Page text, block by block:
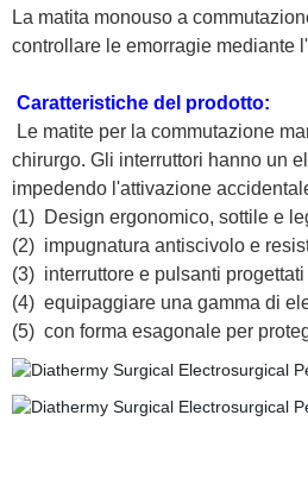
La matita monouso a
controllare le emorragie mediante
Caratteristiche del prodotto:
Le matite per la commutazione
chirurgo. Gli interruttori hanno un
impedendo l'attivazione
(1)
Design ergonomico, sottile e
(2) impugnatura antiscivolo e
(3) interruttore e pulsanti
(4) equipaggiare una gamma di
(5) con forma esagonale per